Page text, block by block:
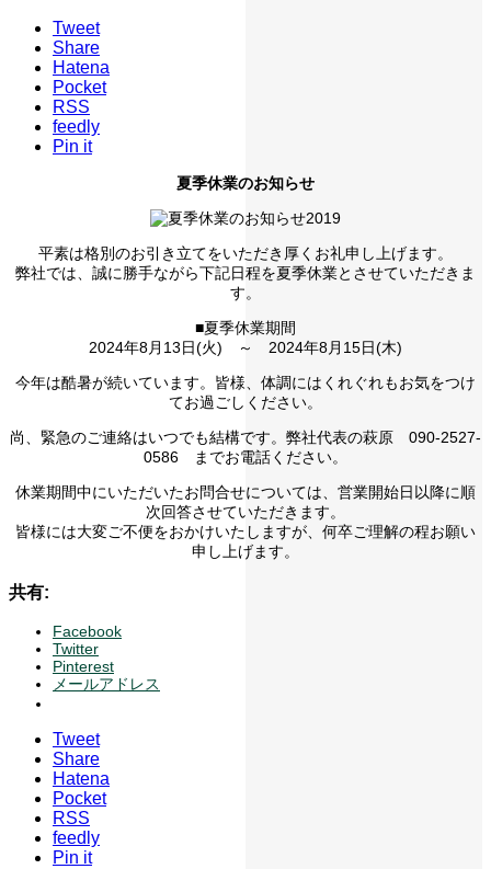
Tweet
Share
Hatena
Pocket
RSS
feedly
Pin it
夏季休業のお知らせ
平素は格別のお引き立てをいただき厚くお礼申し上げます。
弊社では、誠に勝手ながら下記日程を夏季休業とさせていただきま
す。
■夏季休業期間
2024年8月13日(火) ～ 2024年8月15日(木)
今年は酷暑が続いています。皆様、体調にはくれぐれもお気をつけ
てお過ごしください。
尚、緊急のご連絡はいつでも結構です。弊社代表の萩原 090-2527-
0586 までお電話ください。
休業期間中にいただいたお問合せについては、営業開始日以降に順
次回答させていただきます。
皆様には大変ご不便をおかけいたしますが、何卒ご理解の程お願い
申し上げます。
共有:
Facebook
Twitter
Pinterest
メールアドレス
Tweet
Share
Hatena
Pocket
RSS
feedly
Pin it